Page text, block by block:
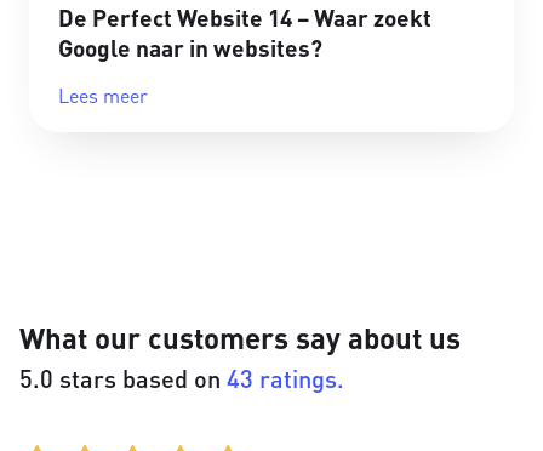
De Perfect Website 14 – Waar zoekt
Google naar in websites?
Lees meer
What our customers say about us
5.0 stars based on 43 ratings.